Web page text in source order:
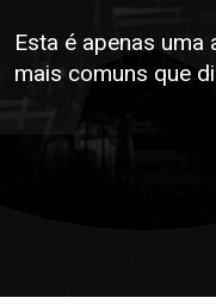
Esta é apenas
mais comuns que